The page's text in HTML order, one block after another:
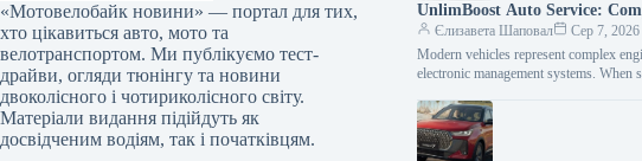
«Мотовелобайк новини» — портал для тих,
хто цікавиться авто, мото та
велотранспортом. Ми публікуємо тест-
драйви, огляди тюнінгу та новини
двоколісного і чотириколісного світу.
Матеріали видання підійдуть як
досвідченим водіям, так і початківцям.
UnlimBoost Auto Service:
Єлизавета Шаповал
Сер 7, 2026
Modern vehicles represent complex
electronic management systems.